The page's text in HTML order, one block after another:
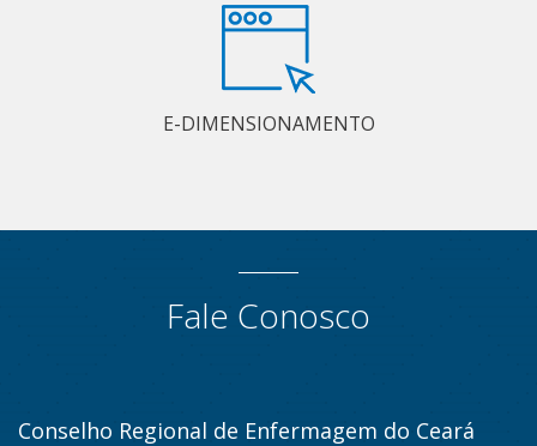
E-DIMENSIONAMENTO
Fale Conosco
Conselho Regional de Enfermagem do Ceará